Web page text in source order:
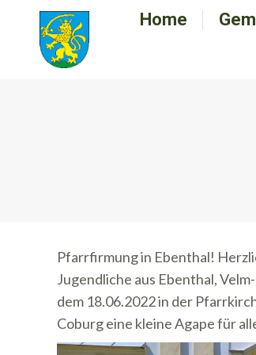
Home
Pfarrfirmung in Ebenthal!
Jugendliche aus Ebenthal,
dem 18.06.2022 in der
Coburg eine kleine Agape für
Home